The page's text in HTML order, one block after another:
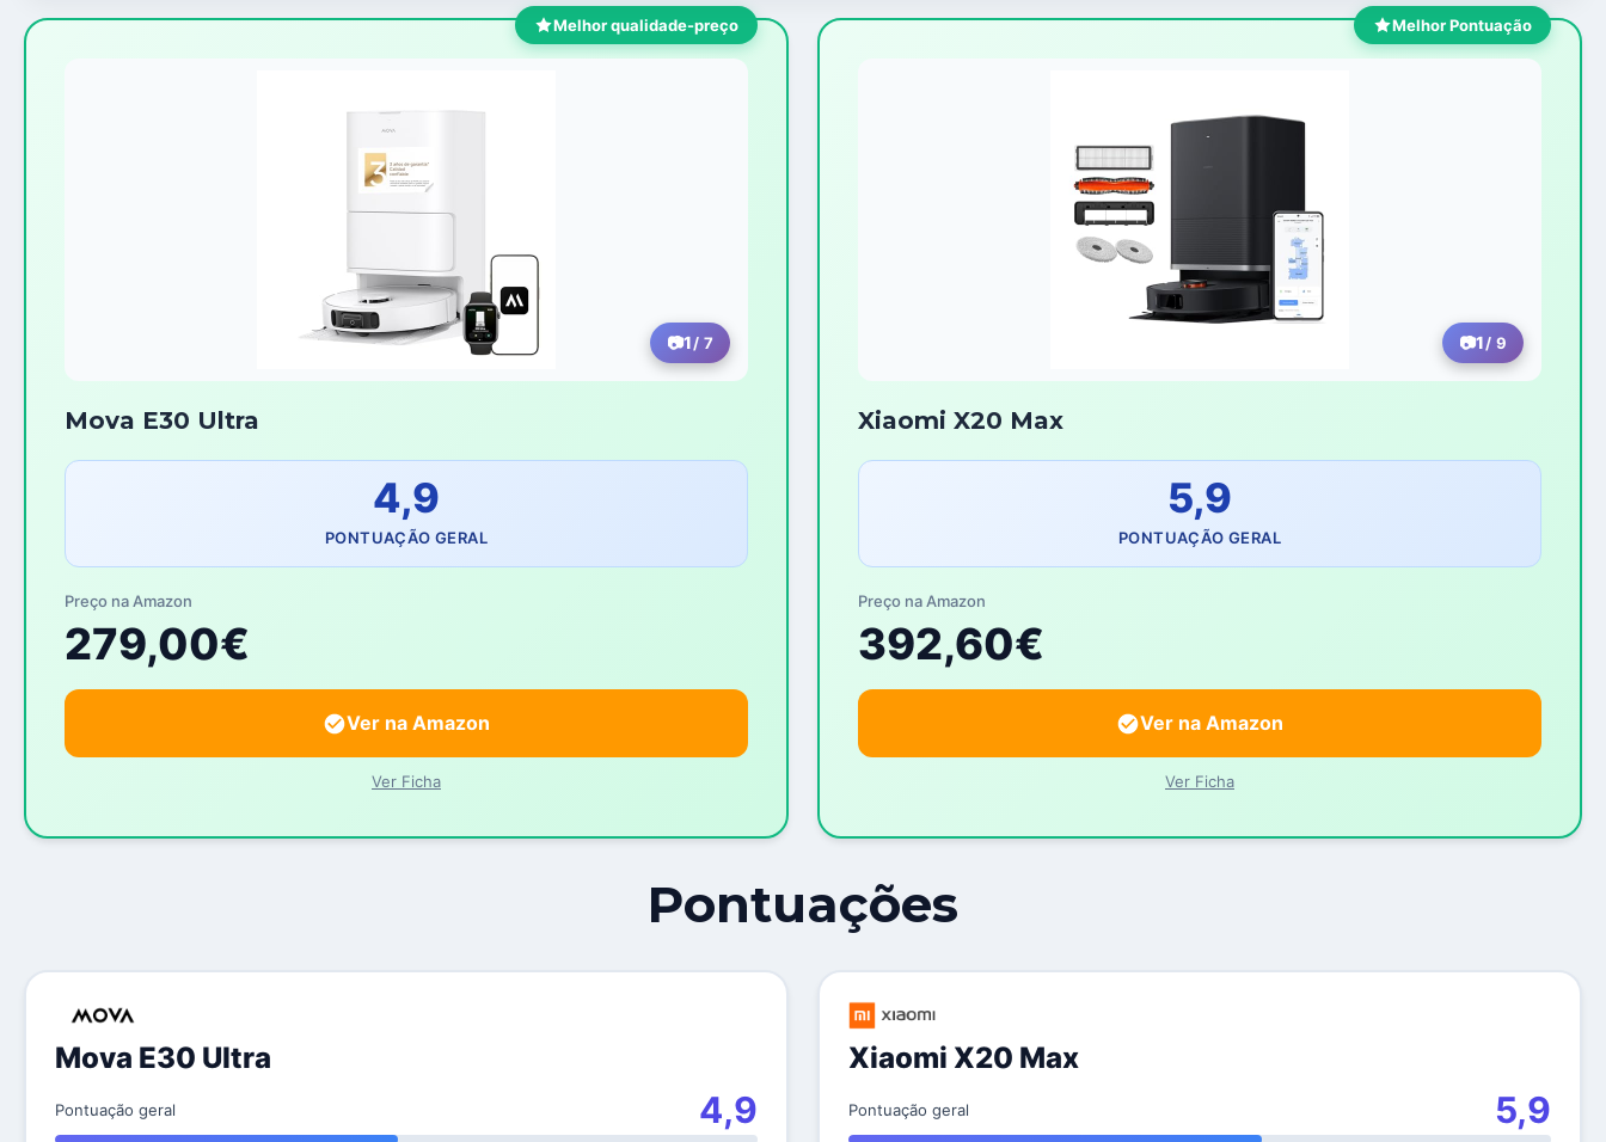
Melhor qualidade-preço
1/ 7
Mova E30 Ultra
4,9
PONTUAÇÃO GERAL
Preço na Amazon
279,00€
Ver na Amazon
Ver Ficha
Melhor Pontuação
1/ 9
Xiaomi X20 Max
5,9
PONTUAÇÃO GERAL
Preço na Amazon
392,60€
Ver na Amazon
Ver Ficha
Pontuações
Mova E30 Ultra
Pontuação geral 4,9
Xiaomi X20 Max
Pontuação geral 5,9